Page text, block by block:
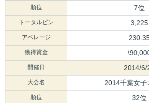
順位 7位
トータルピン 3,225
アベレージ
獲得賞金
開催日 2014/6/
大会名 2014千葉女子
順位 32位